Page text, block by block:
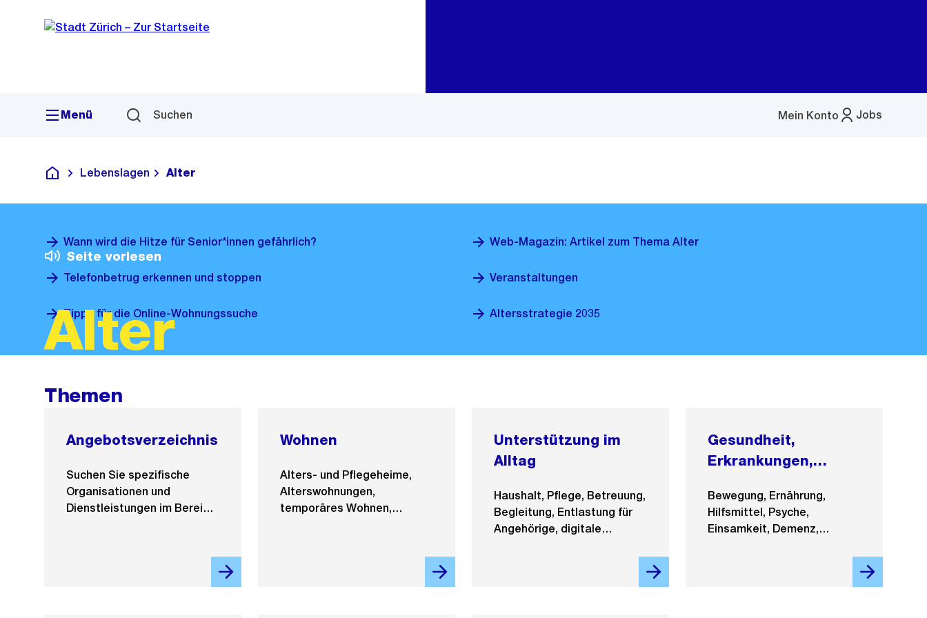
Navigation
Sprunglink
Menü Suchen Jobs
Mein Konto
Menü
Deutsch
Lebenslagen Alter
Seite vorlesen
Alter
Wann wird die Hitze für Senior*innen gefährlich? Web-Magazin: Artikel zum Thema Alter
Telefonbetrug erkennen und stoppen Veranstaltungen
Tipps für die Online-Wohnungssuche Altersstrategie 2035
Themen
Angebotsverzeichnis
Suchen Sie spezifische
Organisationen und
Dienstleistungen im Bereich
Wohnen
Alters- und Pflegeheime,
Alterswohnungen,
temporäres Wohnen,
Unterstützung im
Alltag
Haushalt, Pflege, Betreuung,
Begleitung, Entlastung für
Angehörige, digitale
Gesundheit,
Erkrankungen,
Bewegung, Ernährung,
Hilfsmittel, Psyche,
Einsamkeit, Demenz,